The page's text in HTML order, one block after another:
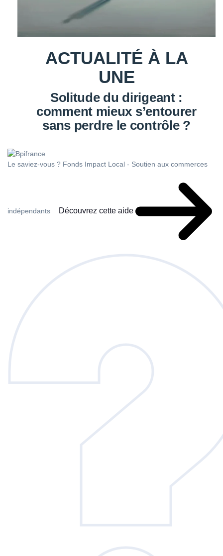
ACTUALITÉ À LA
UNE
Solitude du dirigeant :
comment mieux s’entourer
sans perdre le contrôle ?
Le saviez-vous ? Fonds Impact Local - Soutien aux commerces
indépendants Découvrez cette aide